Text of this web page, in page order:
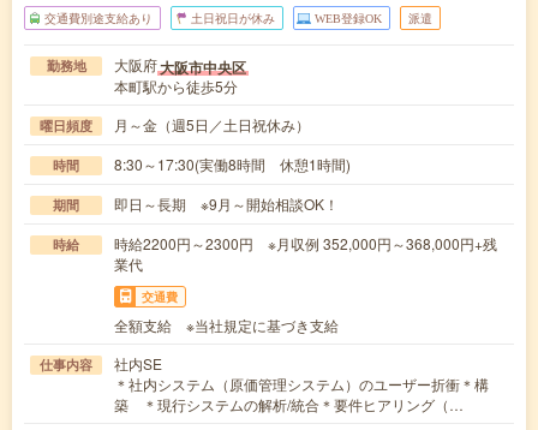
交通費別途支給あり 土日祝日が休み WEB登録OK 派遣
勤務地 大阪府大阪市中央区
本町駅から徒歩5分
曜日頻度 月～金（週5日／土日祝休み）
時間 8:30～17:30(実働8時間 休憩1時間)
期間 即日～長期 ※9月～開始相談OK！
時給
時給2200円～2300円 ※月収例 352,000円～368,000円+残
業代
交通費
全額支給 ※当社規定に基づき支給
仕事内容
社内SE
＊社内システム（原価管理システム）のユーザー折衝＊構
築 ＊現行システムの解析/統合＊要件ヒアリング（…